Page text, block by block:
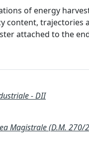
of energy
content,
attached to the
- DII
Magistrale (D.M. 270/